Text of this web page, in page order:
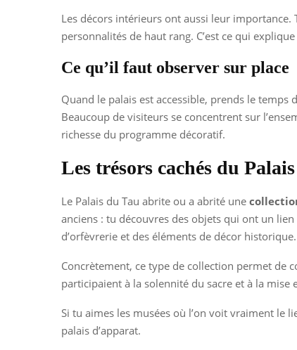
Les décors intérieurs ont aussi leur
personnalités de haut rang. C’est ce qui
Ce qu’il faut observer sur place
Quand le palais est accessible, prends le
Beaucoup de visiteurs se concentrent sur
richesse du programme décoratif.
Les trésors cachés du
Le Palais du Tau abrite ou a abrité une
anciens : tu découvres des objets qui ont un
d’orfèvrerie et des éléments de décor historique.
Concrètement, ce type de collection permet de
participaient à la solennité du sacre et à la
Si tu aimes les musées où l’on voit vraiment le
palais d’apparat.